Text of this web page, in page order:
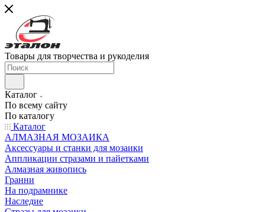
Товары для творчества и рукоделия
Каталог
По всему сайту
По каталогу
Каталог
АЛМАЗНАЯ МОЗАИКА
Аксессуары и станки для мозаики
Аппликации стразами и пайетками
Алмазная живопись
Гранни
На подрамнике
Наследие